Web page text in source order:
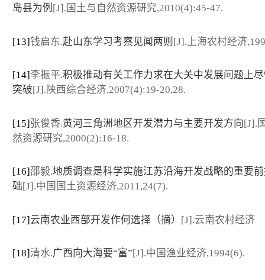
岛县为例 [J].国土与自然资源研究,2010(4):45-47.
[13]钱启东.赴山东学习考察见闻两则 [J].上海农村经济
[14]李振平.积极推动有关工作力求在大关中发展问题上
突破[J].陕西综合经济,2007(4):19-20,28.
[15]张俊香.黄河三角洲地区开发潜力与主要开发方向[J].
然资源研究,2000(2):16-18.
[16]邵毅.地质调查是科学实施江苏沿海开发战略的重要
础[J].中国国土资源经济,2011,24(7).
[17]云南农业西部开发作何选择（摘） [J].云南农村经济
[18]清水.广西向大海要“富”[J].中国渔业经济,1994(6).